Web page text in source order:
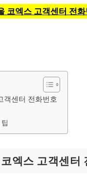
코엑스 고객센터 전
객센터 전화번호
엑스 고객센터